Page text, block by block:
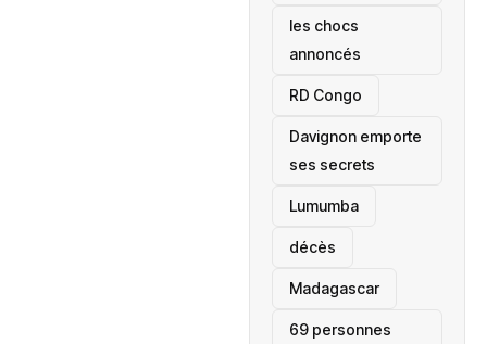
les chocs
annoncés
‎RD Congo
Davignon emporte
ses secrets
Lumumba
décès
‎Madagascar
69 personnes